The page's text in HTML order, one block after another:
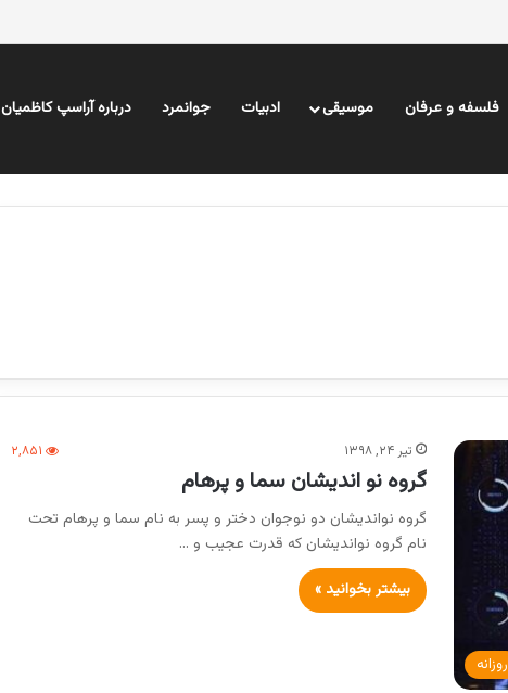
فلسفه و عرفان موسیقی ادبیات جوانمرد درباره آراسپ کاظمیان
روزانه
تیر ۲۴, ۱۳۹۸ ۲,۸۵۱
گروه نو اندیشان سما و پرهام
گروه نواندیشان دو نوجوان دختر و پسر به نام سما و پرهام تحت
نام گروه نواندیشان که قدرت عجیب و …
بیشتر بخوانید »